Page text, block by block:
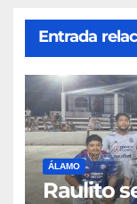
Entrada
ÁLAMO
Raulito